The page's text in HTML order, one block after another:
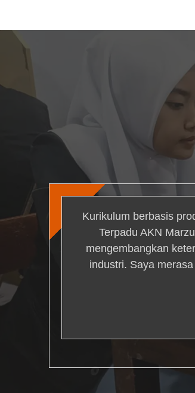
Kurikulum berbasis
Terpadu AKN
mengembangkan
industri. Saya